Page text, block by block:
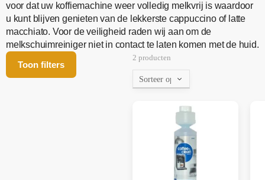
voor dat uw koffiemachine weer volledig melkvrij is waardoor
u kunt blijven genieten van de lekkerste cappuccino of latte
macchiato. Voor de veiligheid raden wij aan om de
melkschuimreiniger niet in contact te laten komen met de huid.
Toon filters
2 producten